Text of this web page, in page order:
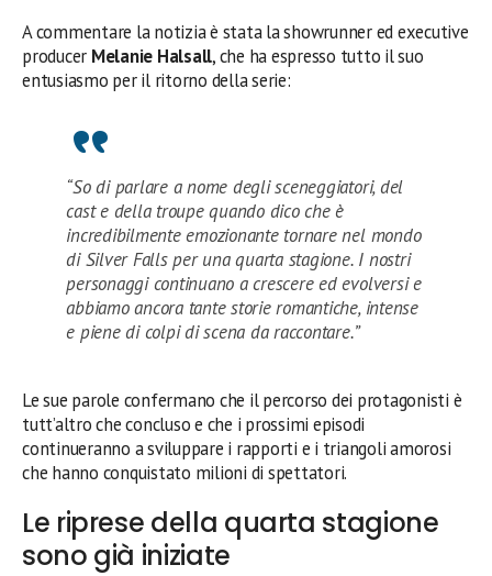
A commentare la notizia è stata la showrunner ed executive
producer Melanie Halsall, che ha espresso tutto il suo
entusiasmo per il ritorno della serie:
“So di parlare a nome degli sceneggiatori, del
cast e della troupe quando dico che è
incredibilmente emozionante tornare nel mondo
di Silver Falls per una quarta stagione. I nostri
personaggi continuano a crescere ed evolversi e
abbiamo ancora tante storie romantiche, intense
e piene di colpi di scena da raccontare.”
Le sue parole confermano che il percorso dei protagonisti è
tutt’altro che concluso e che i prossimi episodi
continueranno a sviluppare i rapporti e i triangoli amorosi
che hanno conquistato milioni di spettatori.
Le riprese della quarta stagione
sono già iniziate